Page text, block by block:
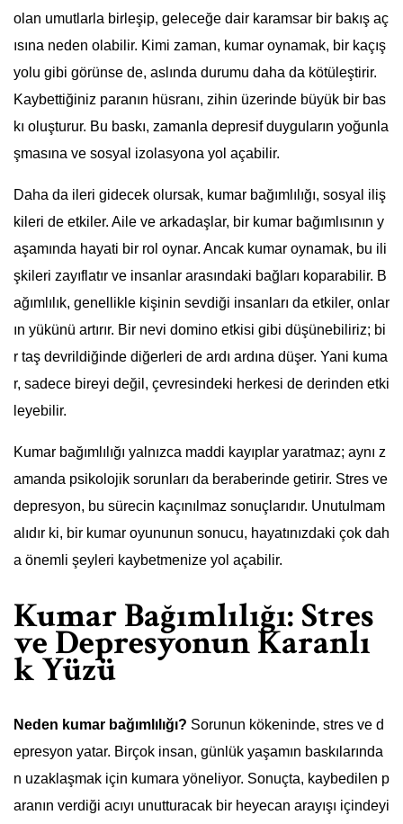
olan umutlarla birleşip, geleceğe dair karamsar bir bakış aç
ısına neden olabilir. Kimi zaman, kumar oynamak, bir kaçış
yolu gibi görünse de, aslında durumu daha da kötüleştirir.
Kaybettiğiniz paranın hüsranı, zihin üzerinde büyük bir bas
kı oluşturur. Bu baskı, zamanla depresif duyguların yoğunla
şmasına ve sosyal izolasyona yol açabilir.
Daha da ileri gidecek olursak, kumar bağımlılığı, sosyal iliş
kileri de etkiler. Aile ve arkadaşlar, bir kumar bağımlısının y
aşamında hayati bir rol oynar. Ancak kumar oynamak, bu ili
şkileri zayıflatır ve insanlar arasındaki bağları koparabilir. B
ağımlılık, genellikle kişinin sevdiği insanları da etkiler, onlar
ın yükünü artırır. Bir nevi domino etkisi gibi düşünebiliriz; bi
r taş devrildiğinde diğerleri de ardı ardına düşer. Yani kuma
r, sadece bireyi değil, çevresindeki herkesi de derinden etki
leyebilir.
Kumar bağımlılığı yalnızca maddi kayıplar yaratmaz; aynı z
amanda psikolojik sorunları da beraberinde getirir. Stres ve
depresyon, bu sürecin kaçınılmaz sonuçlarıdır. Unutulmam
alıdır ki, bir kumar oyununun sonucu, hayatınızdaki çok dah
a önemli şeyleri kaybetmenize yol açabilir.
Kumar Bağımlılığı: Stres
ve Depresyonun Karanlı
k Yüzü
Neden kumar bağımlılığı? Sorunun kökeninde, stres ve d
epresyon yatar. Birçok insan, günlük yaşamın baskılarında
n uzaklaşmak için kumara yöneliyor. Sonuçta, kaybedilen p
aranın verdiği acıyı unutturacak bir heyecan arayışı içindeyi